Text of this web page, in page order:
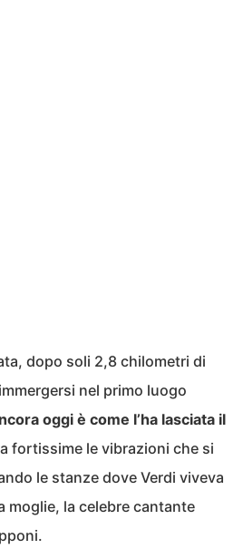
dopo soli 2,8 chilometri di
nel primo luogo
oggi è come l’ha lasciata il
fortissime le vibrazioni che si
le stanze dove Verdi viveva
moglie, la celebre cantante